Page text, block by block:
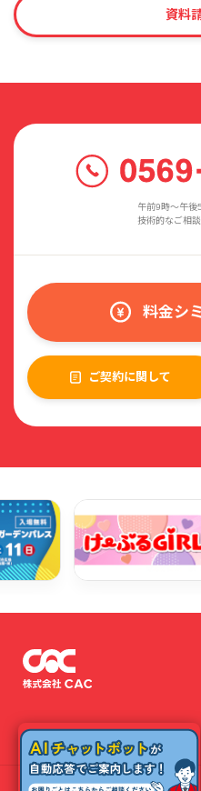
資料
午前9時〜午後
技術的なご相
料金シ
ご契約に関して